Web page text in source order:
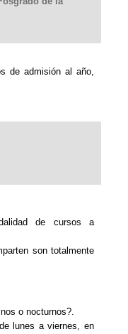
de admisión al año,
de cursos a
son totalmente
o nocturnos?.
lunes a viernes, en